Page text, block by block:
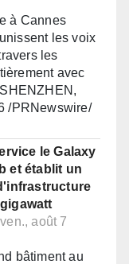
à Cannes
les voix
les
avec
/PRNewswire/
le Galaxy
et établit un
août 7
bâtiment au